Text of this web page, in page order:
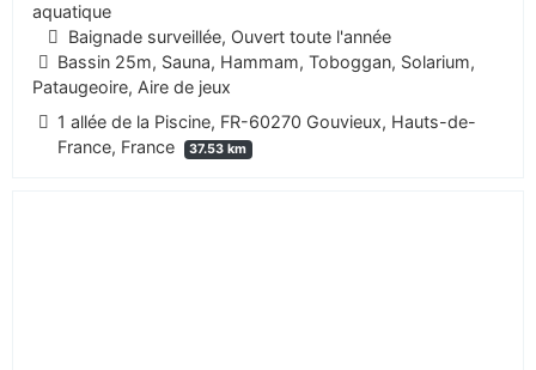
aquatique
Baignade surveillée, Ouvert toute l'année
Bassin 25m, Sauna, Hammam, Toboggan, Solarium,
Pataugeoire, Aire de jeux
1 allée de la Piscine, FR-60270 Gouvieux, Hauts-de-
France, France
37.53 km